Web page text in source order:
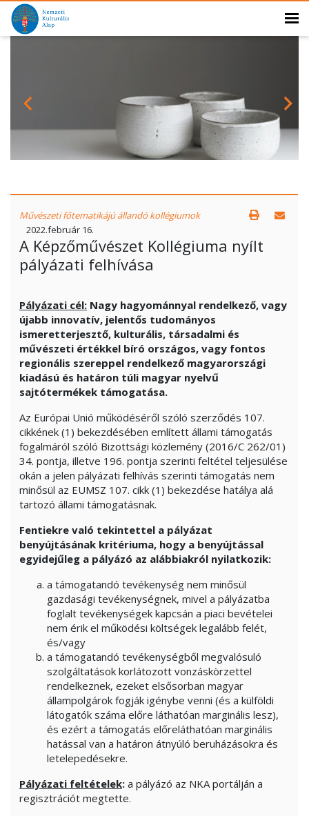
Művészeti főtematikájú állandó kollégiumok
2022.február 16.
A Képzőművészet Kollégiuma nyílt
pályázati felhívása
Pályázati cél: Nagy hagyománnyal rendelkező, vagy
újabb innovatív, jelentős tudományos
ismeretterjesztő, kulturális, társadalmi és
művészeti értékkel bíró országos, vagy fontos
regionális szereppel rendelkező magyarországi
kiadású és határon túli magyar nyelvű
sajtótermékek támogatása.
Az Európai Unió működéséről szóló szerződés 107.
cikkének (1) bekezdésében említett állami támogatás
fogalmáról szóló Bizottsági közlemény (2016/C 262/01)
34. pontja, illetve 196. pontja szerinti feltétel teljesülése
okán a jelen pályázati felhívás szerinti támogatás nem
minősül az EUMSZ 107. cikk (1) bekezdése hatálya alá
tartozó állami támogatásnak.
Fentiekre való tekintettel a pályázat
benyújtásának kritériuma, hogy a benyújtással
egyidejűleg a pályázó az alábbiakról nyilatkozik:
a támogatandó tevékenység nem minősül
gazdasági tevékenységnek, mivel a pályázatba
foglalt tevékenységek kapcsán a piaci bevételei
nem érik el működési költségek legalább felét,
és/vagy
a támogatandó tevékenységből megvalósuló
szolgáltatások korlátozott vonzáskörzettel
rendelkeznek, ezeket elsősorban magyar
állampolgárok fogják igénybe venni (és a külföldi
látogatók száma előre láthatóan marginális lesz),
és ezért a támogatás előreláthatóan marginális
hatással van a határon átnyúló beruházásokra és
letelepedésekre.
Pályázati feltételek: a pályázó az NKA portálján a
regisztrációt megtette.